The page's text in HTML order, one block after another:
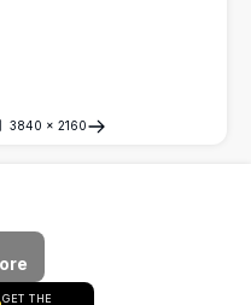
3840 × 2160
GET THE